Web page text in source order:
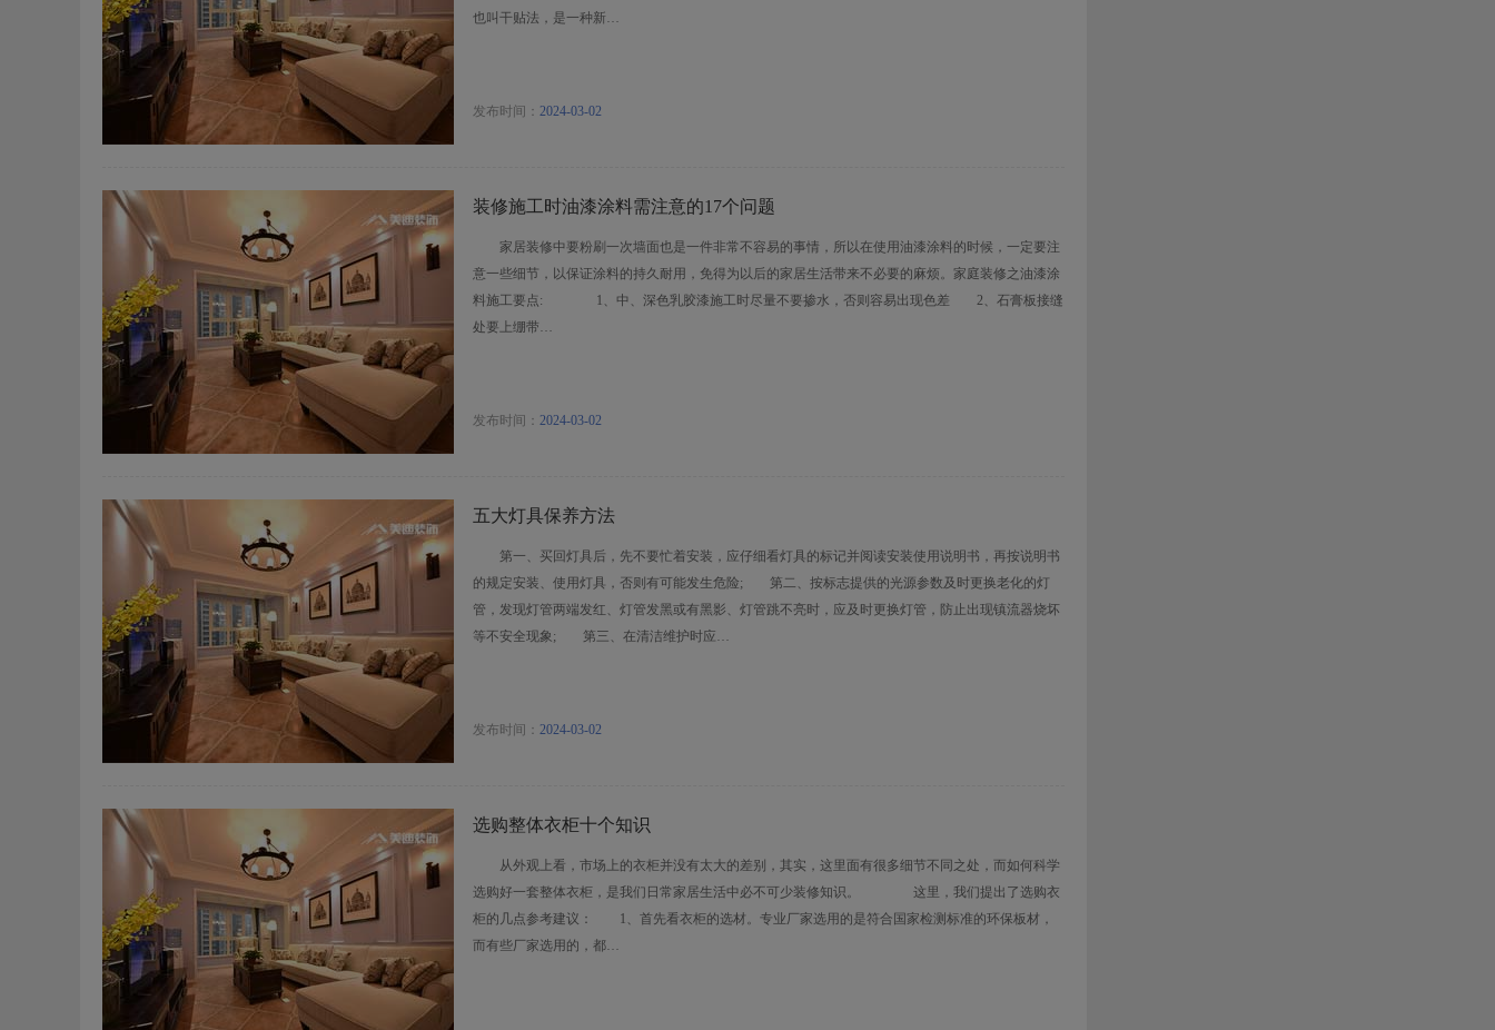
也叫干贴法，是一种新…
发布时间： 2024-03-02
装修施工时油漆涂料需注意的17个问题
家居装修中要粉刷一次墙面也是一件非常不容易的事情，所以在使用油漆涂料的时候，一定要注
意一些细节，以保证涂料的持久耐用，免得为以后的家居生活带来不必要的麻烦。家庭装修之油漆涂
料施工要点: 1、中、深色乳胶漆施工时尽量不要掺水，否则容易出现色差 2、石膏板接缝
处要上绷带…
发布时间： 2024-03-02
五大灯具保养方法
第一、买回灯具后，先不要忙着安装，应仔细看灯具的标记并阅读安装使用说明书，再按说明书
的规定安装、使用灯具，否则有可能发生危险; 第二、按标志提供的光源参数及时更换老化的灯
管，发现灯管两端发红、灯管发黑或有黑影、灯管跳不亮时，应及时更换灯管，防止出现镇流器烧坏
等不安全现象; 第三、在清洁维护时应…
发布时间： 2024-03-02
选购整体衣柜十个知识
从外观上看，市场上的衣柜并没有太大的差别，其实，这里面有很多细节不同之处，而如何科学
选购好一套整体衣柜，是我们日常家居生活中必不可少装修知识。 这里，我们提出了选购衣
柜的几点参考建议： 1、首先看衣柜的选材。专业厂家选用的是符合国家检测标准的环保板材，
而有些厂家选用的，都…